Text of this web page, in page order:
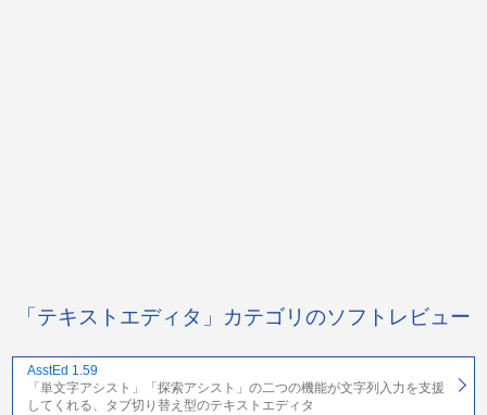
「テキストエディタ」カテゴリのソフトレビュー
AsstEd 1.59
「単文字アシスト」「探索アシスト」の二つの機能が文字列入力を支援
してくれる、タブ切り替え型のテキストエディタ